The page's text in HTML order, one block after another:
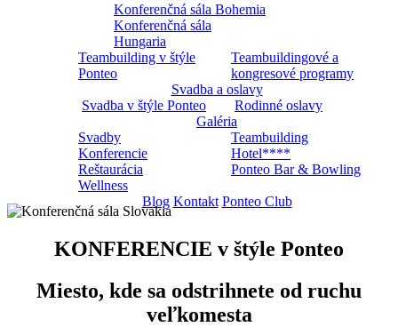
Konferenčná sála Bohemia
Konferenčná sála
Hungaria
Teambuilding v štýle
Ponteo
Teambuildingové a
kongresové programy
Svadba a oslavy
Svadba v štýle Ponteo
Rodinné oslavy
Galéria
Svadby
Teambuilding
Konferencie
Hotel****
Reštaurácia
Ponteo Bar & Bowling
Wellness
Blog Kontakt Ponteo Club
KONFERENCIE v štýle Ponteo
Miesto, kde sa odstrihnete od ruchu
veľkomesta